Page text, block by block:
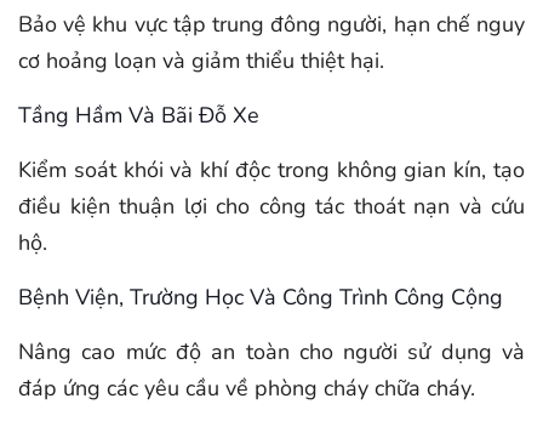
Bảo vệ khu vực tập trung đông người, hạn chế nguy
cơ hoảng loạn và giảm thiểu thiệt hại.
Tầng Hầm Và Bãi Đỗ Xe
Kiểm soát khói và khí độc trong không gian kín, tạo
điều kiện thuận lợi cho công tác thoát nạn và cứu
hộ.
Bệnh Viện, Trường Học Và Công Trình Công Cộng
Nâng cao mức độ an toàn cho người sử dụng và
đáp ứng các yêu cầu về phòng cháy chữa cháy.